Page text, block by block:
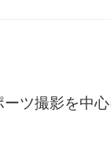
ツ撮影を中